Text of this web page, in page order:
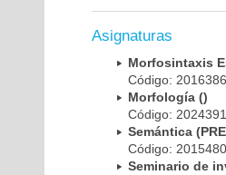
Asignaturas
Morfosintaxis
Código:
Morfología ()
Código:
Semántica
Código:
Seminario de